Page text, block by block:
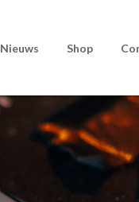
Nieuws Shop